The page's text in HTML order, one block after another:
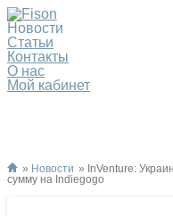
Новости
Статьи
Контакты
О нас
Мой кабинет
» Новости » InVenture:
сумму на Indiegogo